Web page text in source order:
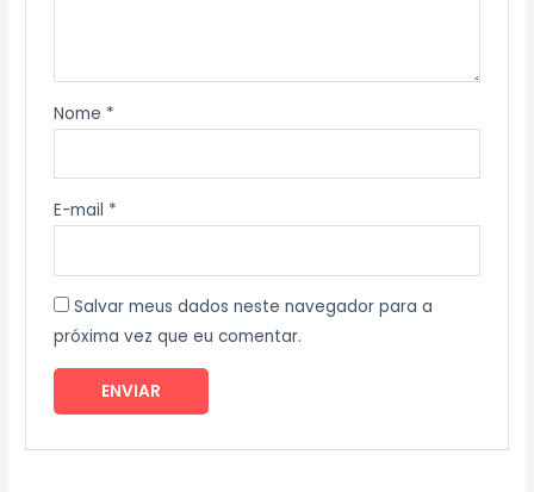
Nome *
E-mail *
Salvar meus dados neste navegador para a
próxima vez que eu comentar.